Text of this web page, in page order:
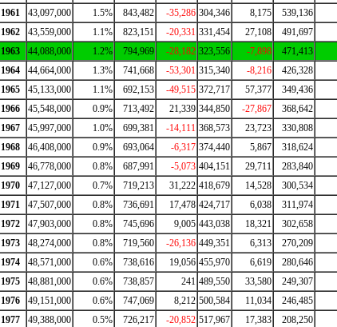
1961
43,097,000 1.5% 843,482 -35,286 304,346 8,175 539,136
1962
43,559,000 1.1% 823,151 -20,331 331,454 27,108 491,697
1963 44,088,000 1.2% 794,969 -28,182 323,556 -7,898 471,413
1964
44,664,000 1.3% 741,668 -53,301 315,340 -8,216 426,328
1965
45,133,000 1.1% 692,153 -49,515 372,717 57,377 349,436
1966
45,548,000 0.9% 713,492 21,339 344,850 -27,867 368,642
1967
45,997,000 1.0% 699,381 -14,111 368,573 23,723 330,808
1968
46,408,000 0.9% 693,064 -6,317 374,440 5,867 318,624
1969
46,778,000 0.8% 687,991 -5,073 404,151 29,711 283,840
1970
47,127,000 0.7% 719,213 31,222 418,679 14,528 300,534
1971
47,507,000 0.8% 736,691 17,478 424,717 6,038 311,974
1972
47,903,000 0.8% 745,696 9,005 443,038 18,321 302,658
1973
48,274,000 0.8% 719,560 -26,136 449,351 6,313 270,209
1974
48,571,000 0.6% 738,616 19,056 455,970 6,619 280,646
1975
48,881,000 0.6% 738,857 241 489,550 33,580 249,307
1976
49,151,000 0.6% 747,069 8,212 500,584 11,034 246,485
1977
49,388,000 0.5% 726,217 -20,852 517,967 17,383 208,250